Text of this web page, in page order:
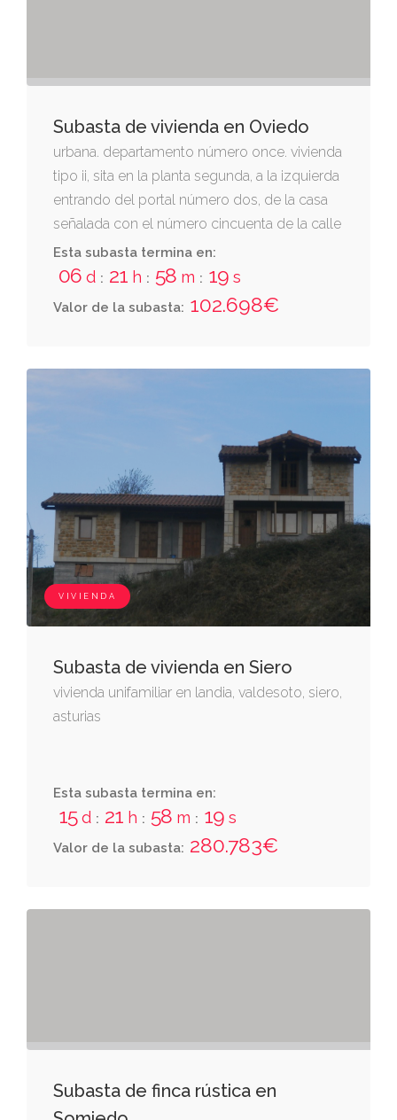
Subasta de vivienda en Oviedo
urbana. departamento número once. vivienda
tipo ii, sita en la planta segunda, a la izquierda
entrando del portal número dos, de la casa
señalada con el número cincuenta de la calle
celestino mendizabal, sita en el barrio de
pumarín en oviedo. tiene una superficie útil
de veintiocho metros treinta y un decímetros
cuadrados. se compone de vestíbulo, aseo,
derechaentrando, predio número doce;
viales y zonas verdes; y fondo, con terrenos
del grupo, destinados a viales y zonas
verdes. cuota: cinco enteros cuarenta y una
centésimas de otro entero por ciento, 5,41%.
inscrita en el registro de la propiedad nº1 de
oviedo, al tomo: 2580 libro: 1847 folio: 157
inscripción: 4ª, aparece inscrita la finca
número 6.464 de la sección 4ª, con código
registral único número 33027000074945.
Esta subasta termina en:
06 d : 21 h : 58 m : 19 s
Valor de la subasta: 102.698€
VIVIENDA
Subasta de vivienda en Siero
vivienda unifamiliar en landia, valdesoto, siero,
asturias
Esta subasta termina en:
15d : 21 h : 58 m : 19 s
Valor de la subasta: 280.783€
Subasta de finca rústica en